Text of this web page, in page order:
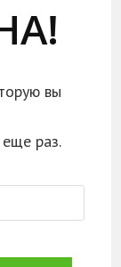
вы
раз.